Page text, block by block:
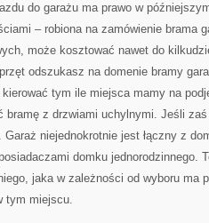
do garażu ma prawo w
– robiona na zamówienie brama
może kosztować nawet do
odszukasz na domenie bramy
tym ile miejsca mamy na
bramę z drzwiami uchylnymi. Jeśli
Garaż niejednokrotnie jest łączny z
domku jednorodzinnego.
jaka w zależności od wyboru ma
tym miejscu.